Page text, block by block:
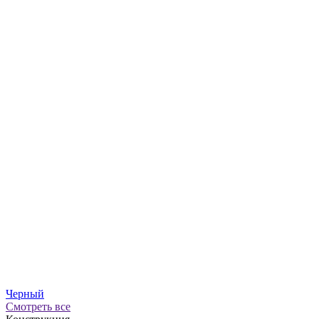
Черный
Смотреть все